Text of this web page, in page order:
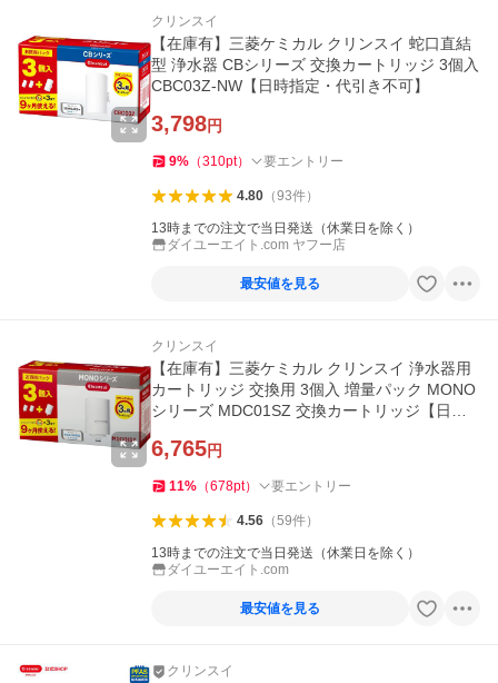
クリンスイ
【在庫有】三菱ケミカル クリンスイ 蛇口直結
型 浄水器 CBシリーズ 交換カートリッジ 3個入
CBC03Z-NW【日時指定・代引き不可】
3,798円
9% （310pt） 要エントリー
4.80（93件）
13時までの注文で当日発送（休業日を除く）
ダイユーエイト.com ヤフー店
最安値を見る
クリンスイ
【在庫有】三菱ケミカル クリンスイ 浄水器用
カートリッジ 交換用 3個入 増量パック MONO
シリーズ MDC01SZ 交換カートリッジ【日時
6,765円
11% （678pt） 要エントリー
4.56（59件）
13時までの注文で当日発送（休業日を除く）
ダイユーエイト.com
最安値を見る
クリンスイ